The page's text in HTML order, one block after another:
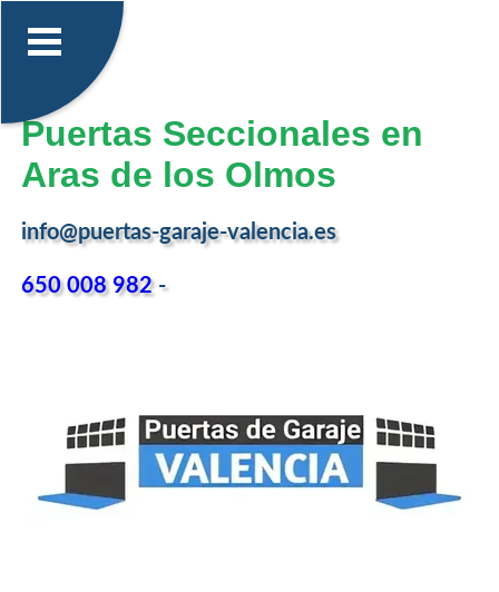
Puertas Seccionales en
Aras de los Olmos
info@puertas-garaje-valencia.es
650 008 982-